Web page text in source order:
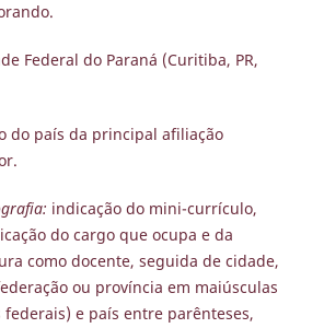
Federal do Paraná (Curitiba, PR,
do país da principal afiliação
indicação do mini-currículo,
do cargo que ocupa e da
como docente, seguida de cidade,
ou província em maiúsculas
federais) e país entre parênteses,